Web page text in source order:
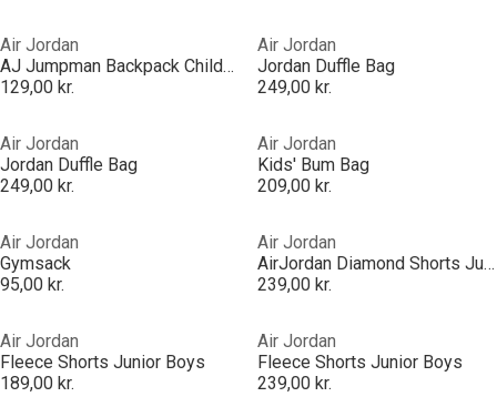
Air Jordan
AJ Jumpman Backpack Childrens
129,00 kr.
Air Jordan
Jordan Duffle Bag
249,00 kr.
Air Jordan
Jordan Duffle Bag
249,00 kr.
Air Jordan
Kids' Bum Bag
209,00 kr.
Air Jordan
Gymsack
95,00 kr.
Air Jordan
AirJordan Diamond Shorts Juniors
239,00 kr.
Air Jordan
Fleece Shorts Junior Boys
189,00 kr.
Air Jordan
Fleece Shorts Junior Boys
239,00 kr.